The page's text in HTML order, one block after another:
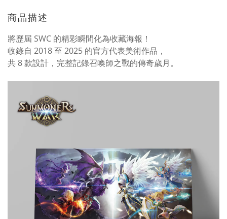
商品描述
將歷屆 SWC 的精彩瞬間化為收藏海報！
收錄自 2018 至 2025 的官方代表美術作品，
共 8 款設計，完整記錄召喚師之戰的傳奇歲月。